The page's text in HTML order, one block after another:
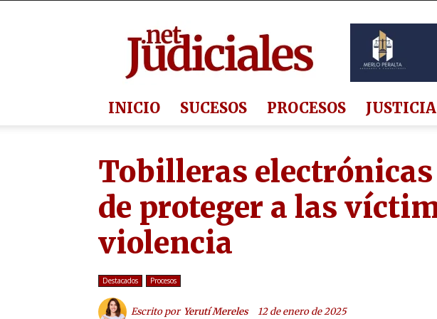
INICIO SUCESOS PROCESOS JUSTICIA
Tobilleras
de proteger a las
violencia
Destacados Procesos
Escrito por Yerutí Mereles 12 de enero de 2025